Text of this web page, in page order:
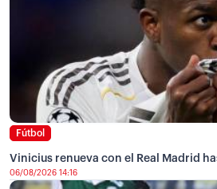
Fútbol
Vinicius renueva con el Real Madrid
06/08/2026 14:16